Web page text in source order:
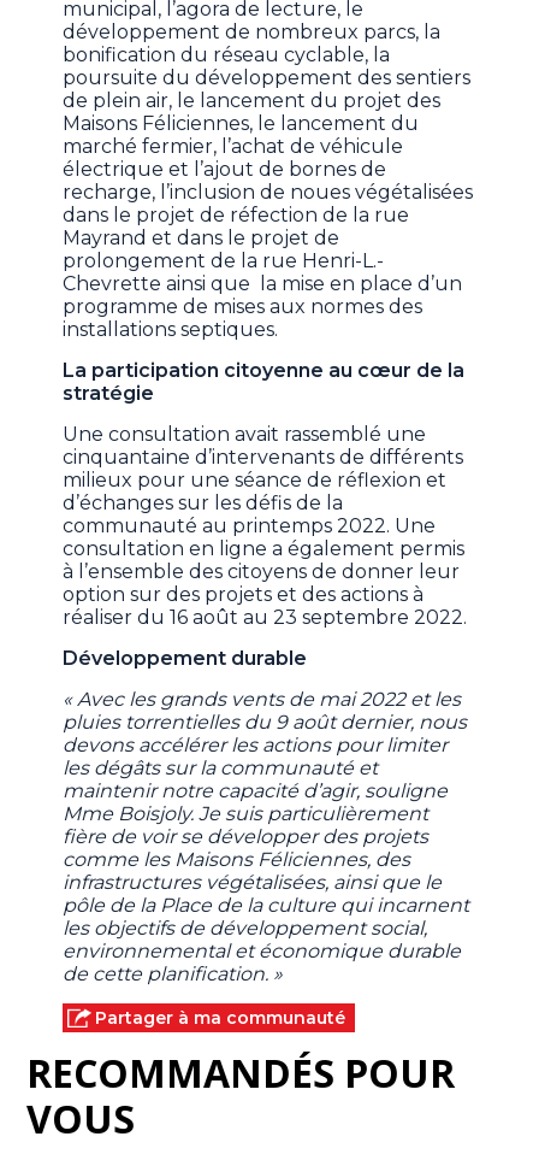
municipal, l’agora de lecture, le
développement de nombreux parcs, la
bonification du réseau cyclable, la
poursuite du développement des sentiers
de plein air, le lancement du projet des
Maisons Féliciennes, le lancement du
marché fermier, l’achat de véhicule
électrique et l’ajout de bornes de
recharge, l’inclusion de noues végétalisées
dans le projet de réfection de la rue
Mayrand et dans le projet de
prolongement de la rue Henri-L.-
Chevrette ainsi que la mise en place d’un
programme de mises aux normes des
installations septiques.
La participation citoyenne au cœur de la
stratégie
Une consultation avait rassemblé une
cinquantaine d’intervenants de différents
milieux pour une séance de réflexion et
d’échanges sur les défis de la
communauté au printemps 2022. Une
consultation en ligne a également permis
à l’ensemble des citoyens de donner leur
option sur des projets et des actions à
réaliser du 16 août au 23 septembre 2022.
Développement durable
« Avec les grands vents de mai 2022 et les
pluies torrentielles du 9 août dernier, nous
devons accélérer les actions pour limiter
les dégâts sur la communauté et
maintenir notre capacité d’agir, souligne
Mme Boisjoly. Je suis particulièrement
fière de voir se développer des projets
comme les Maisons Féliciennes, des
infrastructures végétalisées, ainsi que le
pôle de la Place de la culture qui incarnent
les objectifs de développement social,
environnemental et économique durable
de cette planification. »
Partager à ma communauté
RECOMMANDÉS POUR
VOUS